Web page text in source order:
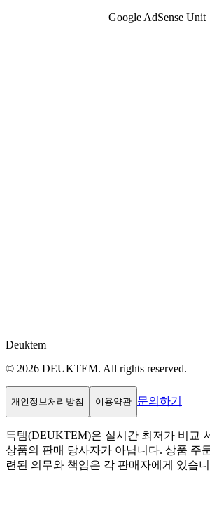
Google AdSense Unit
Deuktem
© 2026 DEUKTEM. All rights reserved.
개인정보처리방침 이용약관 문의하기
득템(DEUKTEM)은 실시간 최저가 비교
상품의 판매 당사자가 아닙니다. 상품 주
련된 의무와 책임은 각 판매자에게 있습